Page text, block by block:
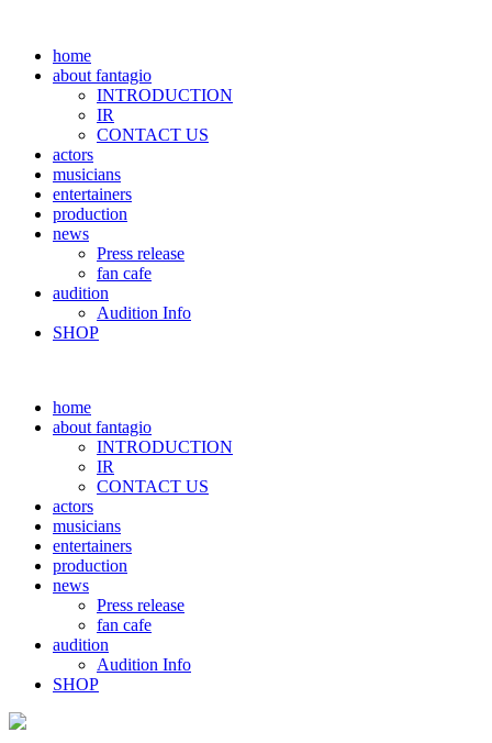
home
about fantagio
INTRODUCTION
IR
CONTACT US
actors
musicians
entertainers
production
news
Press release
fan cafe
audition
Audition Info
SHOP
home
about fantagio
INTRODUCTION
IR
CONTACT US
actors
musicians
entertainers
production
news
Press release
fan cafe
audition
Audition Info
SHOP